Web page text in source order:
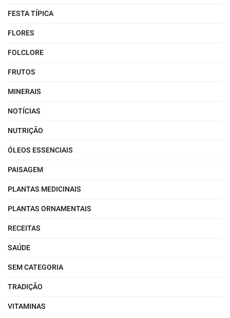
FESTA TÍPICA
FLORES
FOLCLORE
FRUTOS
MINERAIS
NOTÍCIAS
NUTRIÇÃO
ÓLEOS ESSENCIAIS
PAISAGEM
PLANTAS MEDICINAIS
PLANTAS ORNAMENTAIS
RECEITAS
SAÚDE
SEM CATEGORIA
TRADIÇÃO
VITAMINAS